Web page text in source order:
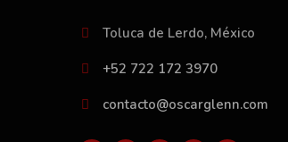
Toluca de Lerdo, México
+52 722 172 3970
contacto@oscarglenn.com